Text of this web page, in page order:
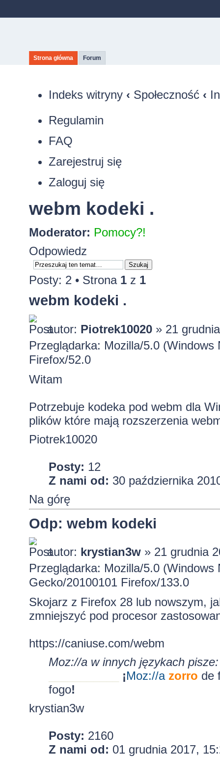
Strona główna Forum
Indeks witryny ‹ Społeczność ‹
Regulamin
FAQ
Zarejestruj się
Zaloguj się
webm kodeki .
Moderator: Pomocy?!
Odpowiedz
Posty: 2 • Strona 1z 1
webm kodeki .
autor: Piotrek10020» 21
Przeglądarka: Mozilla/5.0
Firefox/52.0
Witam
Potrzebuje kodeka pod webm dla
plików które mają rozszerzenia
Piotrek10020
Posty: 12
Z nami od: 30 października
Na górę
Odp: webm kodeki
autor: krystian3w» 21 grudnia
Przeglądarka: Mozilla/5.0
Gecko/20100101 Firefox/133.0
Skojarz z Firefox 28 lub nowszym,
zmniejszyć pod procesor
https://caniuse.com/webm
Moz://a w innych językach pisze:
¡Moz://a zorro de
fogo!
krystian3w
Posty: 2160
Z nami od: 01 grudnia 2017,